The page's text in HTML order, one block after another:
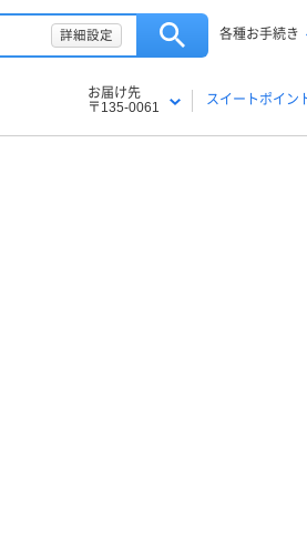
詳細設定 各種お手続き
お届け先
〒135-0061
スイートポイン